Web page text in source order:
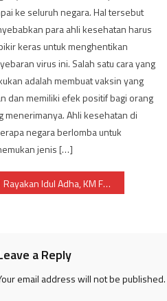
ke seluruh negara. Hal tersebut
para ahli kesehatan harus
keras untuk menghentikan
virus ini. Salah satu cara yang
adalah membuat vaksin yang
dan memiliki efek positif bagi orang
menerimanya. Ahli kesehatan di
negara berlomba untuk
jenis […]
Rayakan Idul Adha, KM Fapet Potong 7 Ekor Dombing
a Reply
email address will not be published.